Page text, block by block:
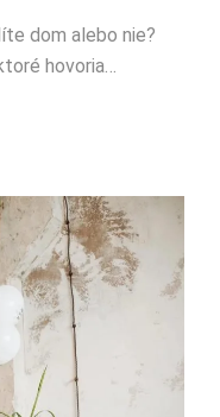
dom alebo nie?
hovoria…